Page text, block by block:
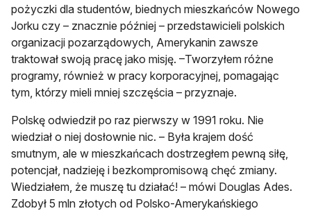
pożyczki dla studentów, biednych mieszkańców Nowego
Jorku czy – znacznie później – przedstawicieli polskich
organizacji pozarządowych, Amerykanin zawsze
traktował swoją pracę jako misję. –Tworzyłem różne
programy, również w pracy korporacyjnej, pomagając
tym, którzy mieli mniej szczęścia – przyznaje.
Polskę odwiedził po raz pierwszy w 1991 roku. Nie
wiedział o niej dosłownie nic. – Była krajem dość
smutnym, ale w mieszkańcach dostrzegłem pewną siłę,
potencjał, nadzieję i bezkompromisową chęć zmiany.
Wiedziałem, że muszę tu działać! – mówi Douglas Ades.
Zdobył 5 mln złotych od Polsko-Amerykańskiego